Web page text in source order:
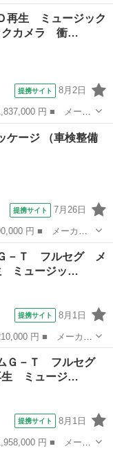
： Ｓ－Ｚ フルセ
レイヤー接続可 後
再生 ミュージック
クカメラ 衝…
提携サイト 8月2日
ド名： Ｚ ＤＶＤ
メラ 衝突被害軽減
ケージ （車検整備
提携サイト 7月26日
名： Ｘ Ｌパッケ
ミッション： ...
Ｇ－Ｔ フルセグ メ
ミュージッ…
提携サイト 8月1日
： カスタムＧ－
ジックプレイヤー
ムＧ－Ｔ フルセグ
生 ミュージ…
提携サイト 8月1日